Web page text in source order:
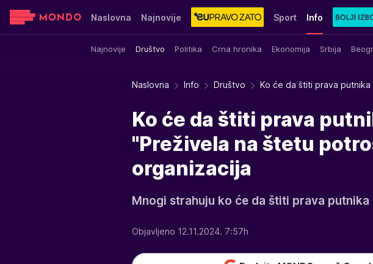
Naslovna Najnovije Sport Info
Najnovije Društvo Politika Crna hronika Ekonomija Srbija
Sensa Stvar ukusa Yumama
Naslovna Info Društvo Ko će da štiti prava putnika
Ko će da štiti prava
"Preživela na štetu
organizacija
Mnogi strahuju ko će da štiti prava putnika
Objavljeno 12.11.2024. 7:57h